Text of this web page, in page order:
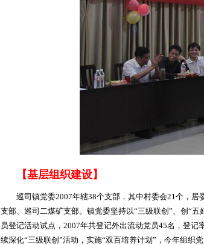
【基层组织建设】
巡司镇党委2007年辖38个支部，其中村委会21个，
支部、巡司二煤矿支部。镇党委坚持以“三级联创”、创“
员登记活动试点，2007年共登记外出流动党员45名，登
续深化“三级联创”活动，实施“双百培养计划”，今年组织